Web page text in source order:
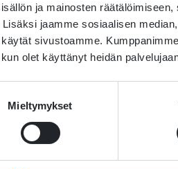
ja mainosten
jaamme sosiaalisen
sivustoamme.
olet käyttänyt heidän
Mieltymykset